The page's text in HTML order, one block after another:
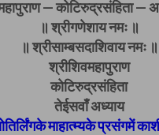
— कोटिरुद्रसंहिता —
॥ श्रीगणेशाय नमः ॥
॥ श्रीसाम्बसदाशिवाय नमः ॥
श्रीशिवमहापुराण
कोटिरुद्रसंहिता
तेईसवाँ अध्याय
माहात्म्यके प्रसंगमें